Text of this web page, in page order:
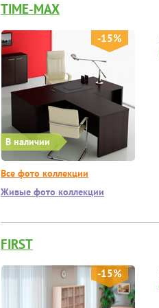
TIME-MAX
В наличии
-15%
Все фото коллекции
Живые фото коллекции
FIRST
-15%